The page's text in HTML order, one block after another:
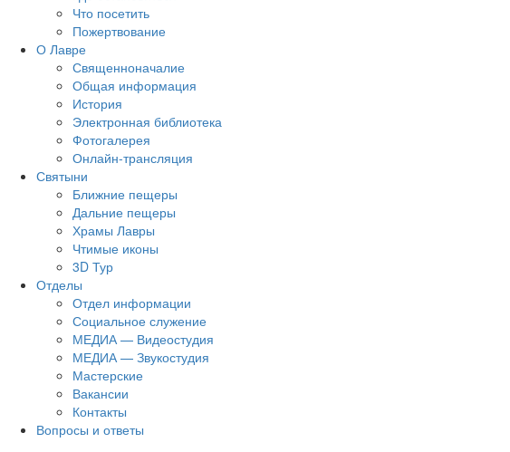
Что посетить
Пожертвование
О Лавре
Священноначалие
Общая информация
История
Электронная библиотека
Фотогалерея
Онлайн-трансляция
Святыни
Ближние пещеры
Дальние пещеры
Храмы Лавры
Чтимые иконы
3D Тур
Отделы
Отдел информации
Социальное служение
МЕДИА — Видеостудия
МЕДИА — Звукостудия
Мастерские
Вакансии
Контакты
Вопросы и ответы